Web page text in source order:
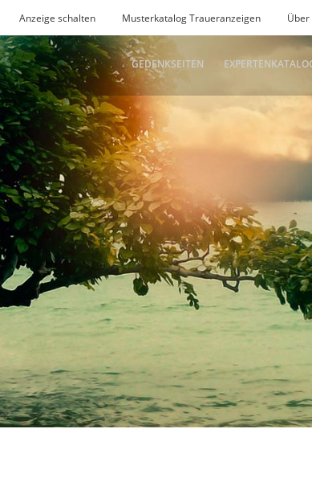
Anzeige schalten Musterkatalog Traueranzeigen Über
GEDENKSEITEN